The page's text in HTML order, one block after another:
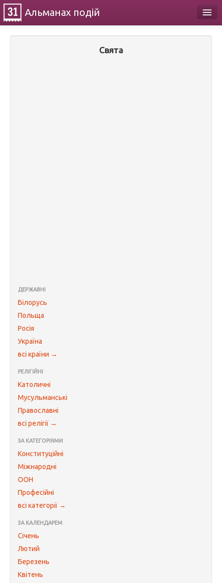
Альманах подій
Свята
ДЕРЖАВНІ
Білорусь
Польща
Росія
Україна
всі країни →
РЕЛІГІЙНІ
Католичні
Мусульманські
Православні
всі релігії →
ЗА КАТЕГОРІЯМИ
Конституційні
Міжнародні
ООН
Професійні
всі категорії →
ЗА КАЛЕНДАРЕМ
Січень
Лютий
Березень
Квітень